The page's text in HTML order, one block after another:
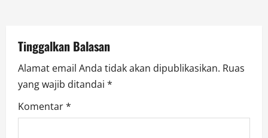
o
n
Tinggalkan Balasan
Alamat email Anda tidak akan dipublikasikan. Ruas
yang wajib ditandai *
Komentar*